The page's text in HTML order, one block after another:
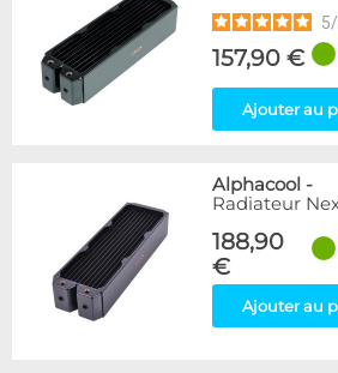
5/
157,90 €
Ajouter au
Alphacool -
Radiateur
188,90
€
Ajouter au